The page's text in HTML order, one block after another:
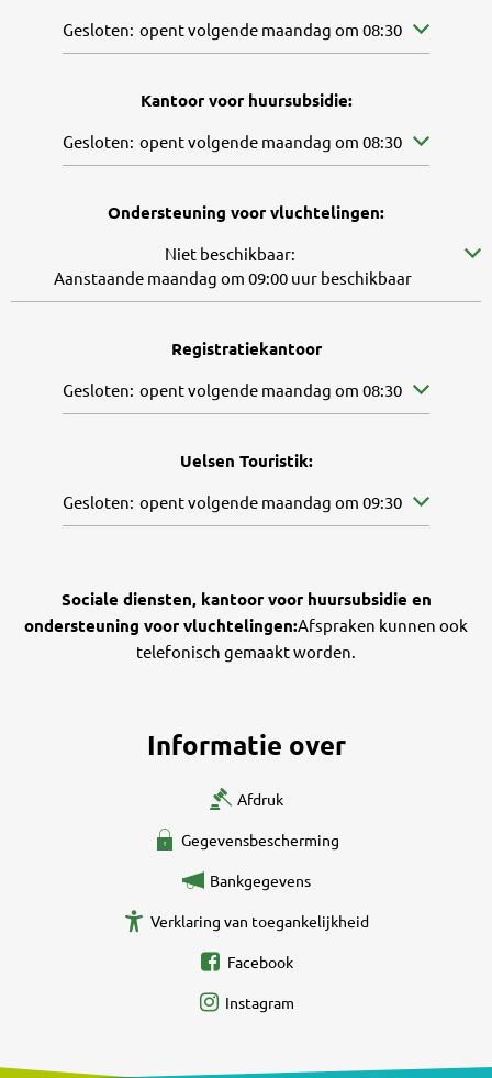
Klik om andere openings- of sluitingstijden te verbergen
Gesloten: opent volgende maandag om 08:30
Kantoor voor huursubsidie:
Klik om andere openings- of sluitingstijden te verbergen
Gesloten: opent volgende maandag om 08:30
Ondersteuning voor vluchtelingen:
Klik om verdere beschikbaarheid te verbergen
Niet beschikbaar:
Aanstaande maandag om 09:00 uur beschikbaar
Registratiekantoor
Klik om andere openings- of sluitingstijden te verbergen
Gesloten: opent volgende maandag om 08:30
Uelsen Touristik:
Klik om andere openings- of sluitingstijden te verbergen
Gesloten: opent volgende maandag om 09:30
Sociale diensten, kantoor voor huursubsidie en
ondersteuning voor vluchtelingen:Afspraken kunnen ook
telefonisch gemaakt worden.
Informatie over
Afdruk
Gegevensbescherming
Bankgegevens
Verklaring van toegankelijkheid
Facebook
Instagram